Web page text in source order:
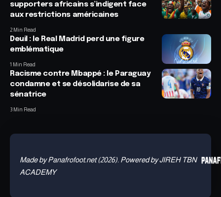
supporters africains s’indigent face
aux restrictions américaines
2 Min Read
Deuil : le Real Madrid perd une figure
emblématique
1 Min Read
Racisme contre Mbappé : le Paraguay
condamne et se désolidarise de sa
sénatrice
3 Min Read
Made by Panafrofoot.net (2026). Powered by JIREH TBN
ACADEMY